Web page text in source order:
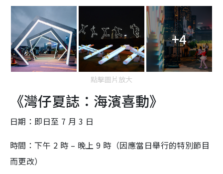
+4
點擊圖片放大
《灣仔夏誌：海濱喜動》
日期：即日至 7 月 3 日
時間：下午 2 時 – 晚上 9 時（因應當日舉行的特別節目
而更改）